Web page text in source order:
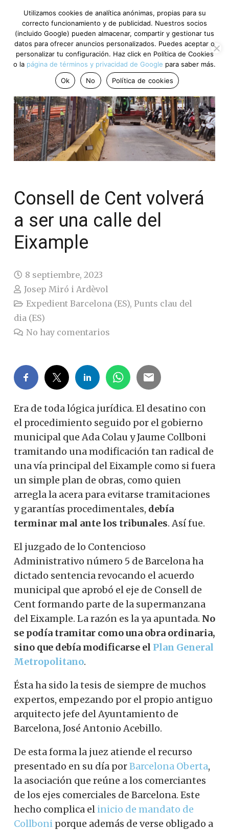
Consell de Cent volverá
a ser una calle del
Eixample
8 septiembre, 2023
Josep Miró i Ardèvol
Expedient Barcelona (ES),Punts clau del
dia (ES)
No hay comentarios
Era de toda lógica jurídica. El desatino con
el procedimiento seguido por el gobierno
municipal que Ada Colau y Jaume Collboni
tramitando una modificación tan radical de
una vía principal del Eixample como si fuera
un simple plan de obras, como quien
arregla la acera para evitarse tramitaciones
y garantías procedimentales, debía
terminar mal ante los tribunales. Así fue.
El juzgado de lo Contencioso
Administrativo número 5 de Barcelona ha
dictado sentencia revocando el acuerdo
municipal que aprobó el eje de Consell de
Cent formando parte de la supermanzana
del Eixample. La razón es la ya apuntada. No
se podía tramitar como una obra ordinaria,
sino que debía modificarse el Plan General
Metropolitano.
Ésta ha sido la tesis de siempre de muchos
expertos, empezando por el propio antiguo
arquitecto jefe del Ayuntamiento de
Barcelona, José Antonio Acebillo.
De esta forma la juez atiende el recurso
presentado en su día porBarcelona Oberta,
la asociación que reúne a los comerciantes
de los ejes comerciales de Barcelona. Este
hecho complica el inicio de mandato de
Collboni porque además de verse obligado a
Utilizamos cookies de analítica anónimas, propias para su
correcto funcionamiento y de publicidad. Nuestros socios
(incluido Google) pueden almacenar, compartir y gestionar tus
datos para ofrecer anuncios personalizados. Puedes aceptar o
personalizar tu configuración. Haz click en Política de Cookies
o la página de términos y privacidad de Google para saber más.
Ok
No Política de cookies